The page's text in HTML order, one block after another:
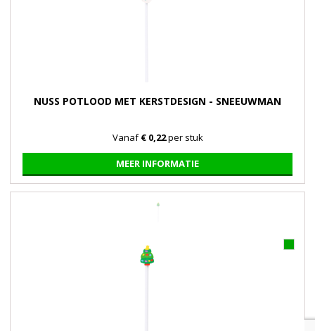
NUSS POTLOOD MET KERSTDESIGN - SNEEUWMAN
Vanaf€ 0,22per stuk
MEER INFORMATIE